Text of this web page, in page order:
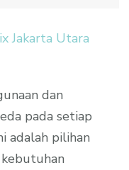
Jakarta Utara
dan
pada setiap
adalah pilihan